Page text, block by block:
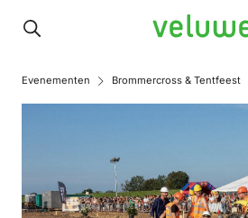
Veluwe
Evenementen Brommercross & Tentfeest